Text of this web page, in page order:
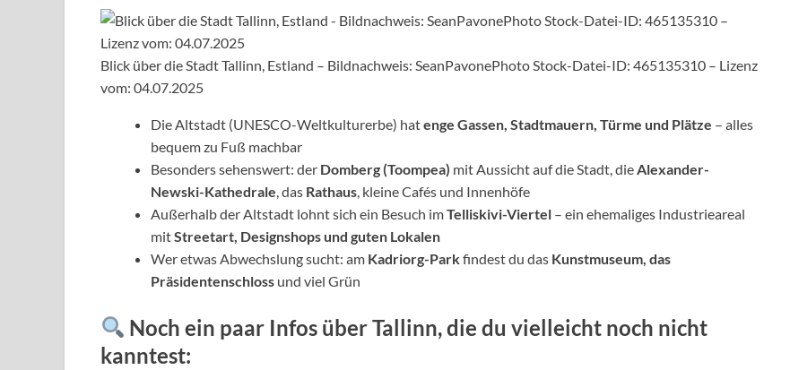
Blick über die Stadt Tallinn, Estland – Bildnachweis: SeanPavonePhoto Stock-Datei-ID: 465135310 – Lizenz
vom: 04.07.2025
Die Altstadt (UNESCO-Weltkulturerbe) hatenge Gassen, Stadtmauern, Türme und Plätze – alles
bequem zu Fuß machbar
Besonders sehenswert: der Domberg (Toompea) mit Aussicht auf die Stadt, dieAlexander-
Newski-Kathedrale, das Rathaus, kleine Cafés und Innenhöfe
Außerhalb der Altstadt lohnt sich ein Besuch imTelliskivi-Viertel – ein ehemaliges Industrieareal
mitStreetart, Designshops und guten Lokalen
Wer etwas Abwechslung sucht: am Kadriorg-Parkfindest du das Kunstmuseum, das
Präsidentenschloss und viel Grün
Noch ein paar Infos über Tallinn, die du vielleicht noch nicht
kanntest: